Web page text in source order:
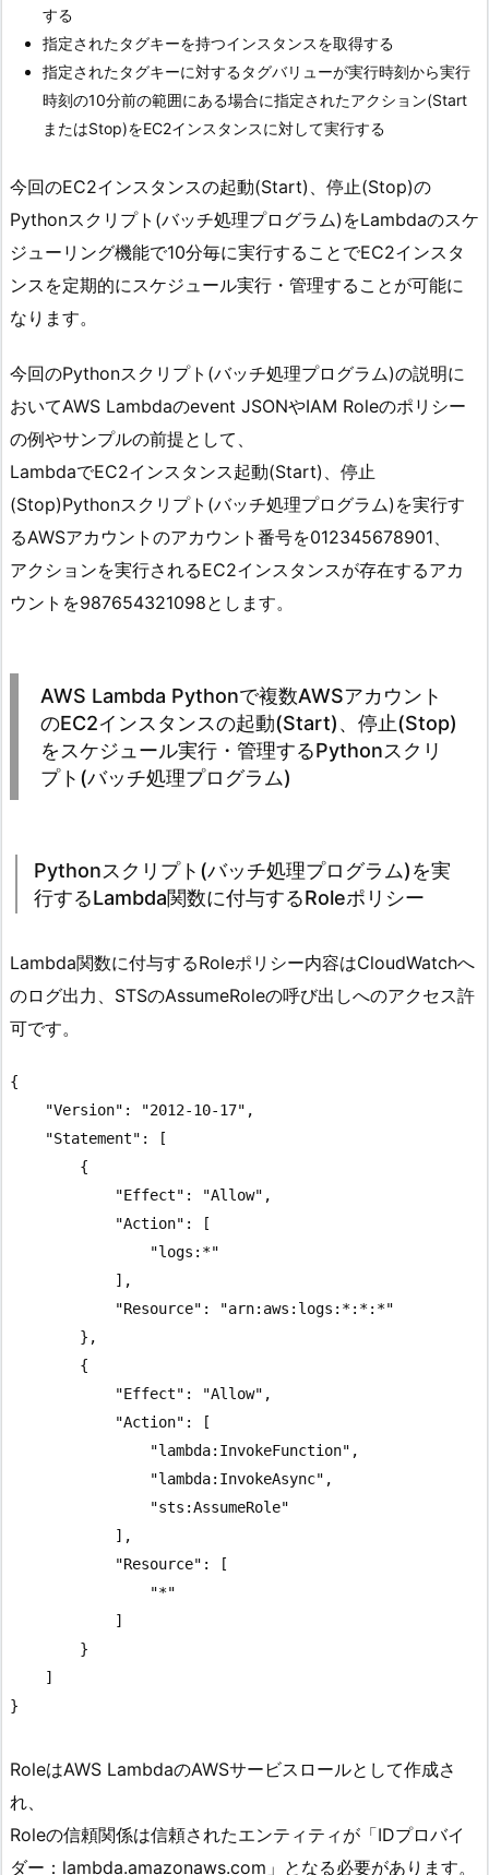
する
指定されたタグキーを持つインスタンスを取得する
指定されたタグキーに対するタグバリューが実行時刻から実行
時刻の10分前の範囲にある場合に指定されたアクション(Start
またはStop)をEC2インスタンスに対して実行する
今回のEC2インスタンスの起動(Start)、停止(Stop)の
Pythonスクリプト(バッチ処理プログラム)をLambdaのスケ
ジューリング機能で10分毎に実行することでEC2インスタ
ンスを定期的にスケジュール実行・管理することが可能に
なります。
今回のPythonスクリプト(バッチ処理プログラム)の説明に
おいてAWS Lambdaのevent JSONやIAM Roleのポリシー
の例やサンプルの前提として、
LambdaでEC2インスタンス起動(Start)、停止
(Stop)Pythonスクリプト(バッチ処理プログラム)を実行す
るAWSアカウントのアカウント番号を012345678901、
アクションを実行されるEC2インスタンスが存在するアカ
ウントを987654321098とします。
AWS Lambda Pythonで複数AWSアカウント
のEC2インスタンスの起動(Start)、停止(Stop)
をスケジュール実行・管理するPythonスクリ
プト(バッチ処理プログラム)
Pythonスクリプト(バッチ処理プログラム)を実
行するLambda関数に付与するRoleポリシー
Lambda関数に付与するRoleポリシー内容はCloudWatchへ
のログ出力、STSのAssumeRoleの呼び出しへのアクセス許
可です。
{
    "Version": "2012-10-17",
    "Statement": [
        {
            "Effect": "Allow",
            "Action": [
                "logs:*"
            ],
            "Resource": "arn:aws:logs:*:*:*"
        },
        {
            "Effect": "Allow",
            "Action": [
                "lambda:InvokeFunction",
                "lambda:InvokeAsync",
                "sts:AssumeRole"
            ],
            "Resource": [
                "*"
            ]
        }
    ]
RoleはAWS LambdaのAWSサービスロールとして作成さ
れ、
Roleの信頼関係は信頼されたエンティティが「IDプロバイ
ダー：lambda.amazonaws.com」となる必要があります。